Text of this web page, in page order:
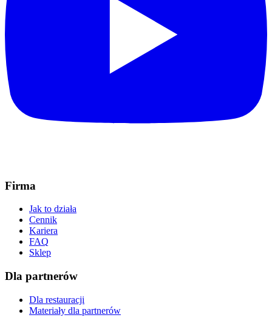
Firma
Jak to działa
Cennik
Kariera
FAQ
Sklep
Dla partnerów
Dla restauracji
Materiały dla partnerów